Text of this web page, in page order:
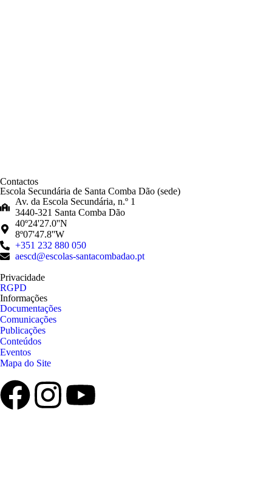
Contactos
Escola Secundária de Santa Comba Dão (sede)
Av. da Escola Secundária, n.º 1
3440-321 Santa Comba Dão
40º24'27.0''N
8º07'47.8''W
+351 232 880 050
aescd@escolas-santacombadao.pt
Privacidade
RGPD
Informações
Documentações
Comunicações
Publicações
Conteúdos
Eventos
Mapa do Site